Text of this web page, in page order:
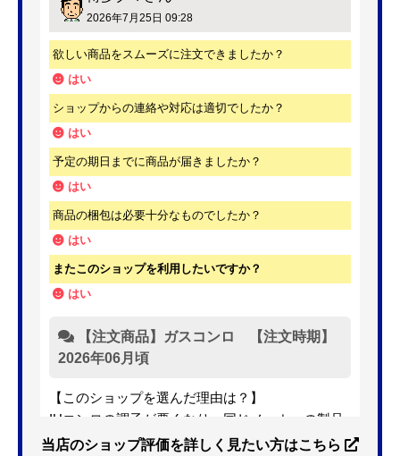
2026年7月25日 09:28
欲しい商品をスムーズに注文できましたか？
はい
ショップからの連絡や対応は適切でしたか？
はい
予定の期日までに商品が届きましたか？
はい
商品の梱包は必要十分なものでしたか？
はい
またこのショップを利用したいですか？
はい
【注文商品】ガスコンロ 【注文時期】
2026年06月頃
【このショップを選んだ理由は？】
IHコンロの調子が悪くなり、同じメーカーの製品
を探していました。ただ、3口から2口のものへ変
当店のショップ評価を詳しく見たい方はこちら